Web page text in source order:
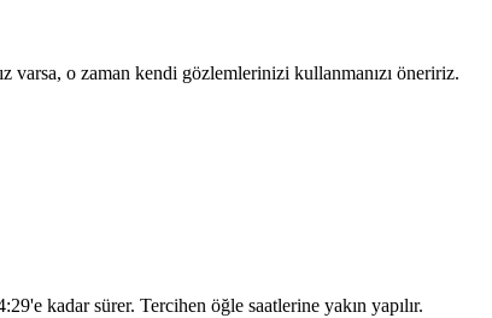
varsa, o zaman kendi gözlemlerinizi kullanmanızı öneririz.
'e kadar sürer. Tercihen öğle saatlerine yakın yapılır.